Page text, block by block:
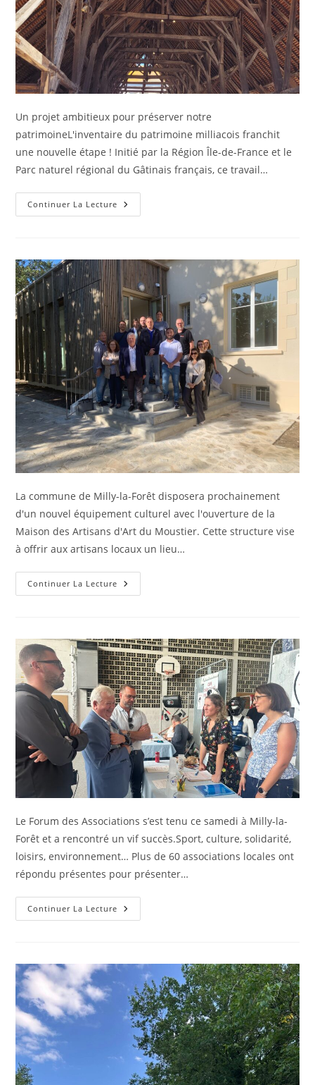
Un projet ambitieux pour préserver notre
patrimoineL'inventaire du patrimoine milliacois franchit
une nouvelle étape ! Initié par la Région Île-de-France et le
Parc naturel régional du Gâtinais français, ce travail…
Continuer La Lecture
La commune de Milly-la-Forêt disposera prochainement
d'un nouvel équipement culturel avec l'ouverture de la
Maison des Artisans d'Art du Moustier. Cette structure vise
à offrir aux artisans locaux un lieu…
Continuer La Lecture
Le Forum des Associations s’est tenu ce samedi à Milly-la-
Forêt et a rencontré un vif succès.Sport, culture, solidarité,
loisirs, environnement… Plus de 60 associations locales ont
répondu présentes pour présenter…
Continuer La Lecture